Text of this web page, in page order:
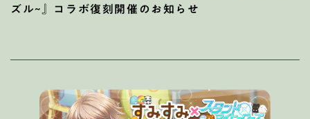
ズル~』コラボ復刻開催のお知らせ